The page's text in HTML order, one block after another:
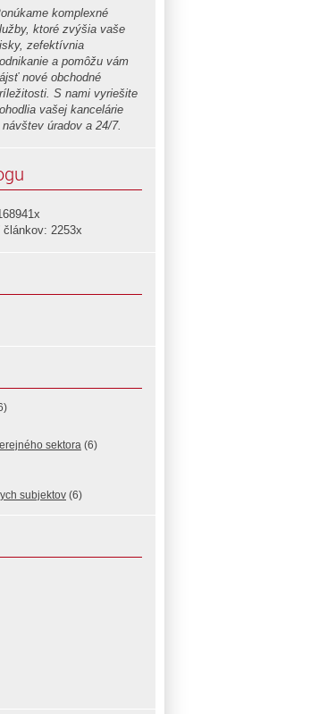
komplexné
ktoré zvýšia vaše
zefektívnia
a pomôžu vám
nové obchodné
S nami vyriešite
vašej kancelárie
úradov a 24/7.
2253x
sektora (6)
subjektov (6)